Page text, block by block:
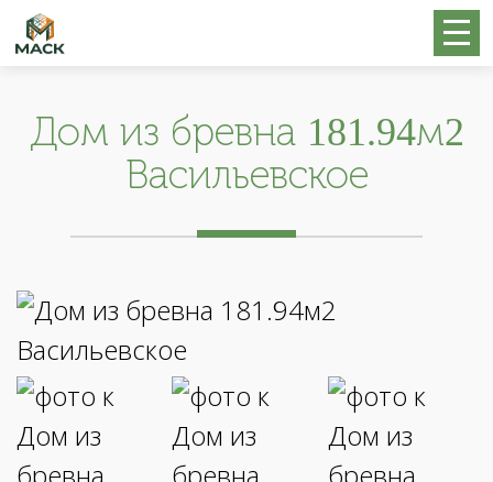
Дом из бревна 181.94м2
Васильевское